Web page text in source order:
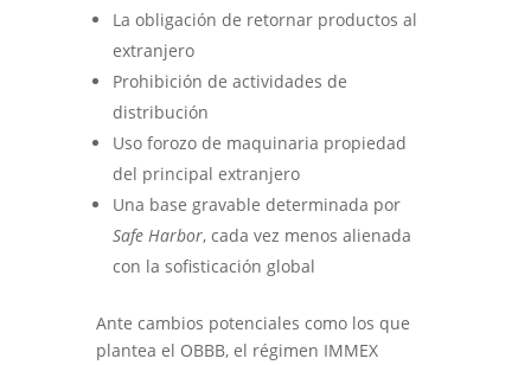
La obligación de retornar productos al
extranjero
Prohibición de actividades de
distribución
Uso forozo de maquinaria propiedad
del principal extranjero
Una base gravable determinada por
Safe Harbor, cada vez menos alienada
con la sofisticación global
Ante cambios potenciales como los que
plantea el OBBB, el régimen IMMEX